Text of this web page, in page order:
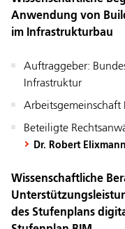
Anwendung von
im Infrastrukturbau
­Auftraggeber:
Infrastruktur
Arbeitsgemeinschaft
Beteiligte
Dr. Robert Elixmann
Wissenschaftliche
des Stufenplans